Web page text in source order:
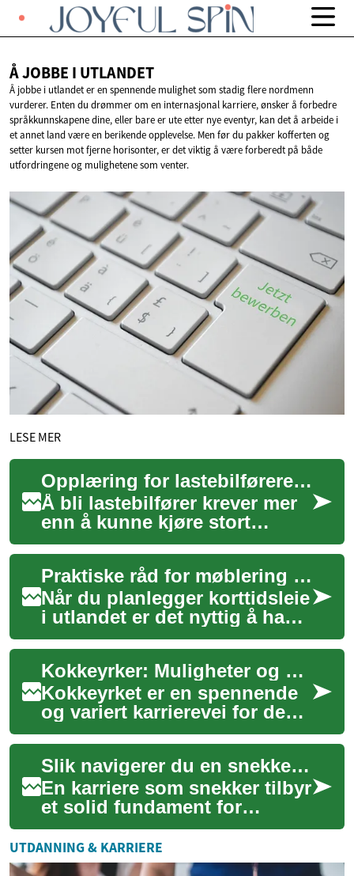
Å JOBBE I UTLANDET
Å jobbe i utlandet er en spennende mulighet som stadig flere nordmenn
vurderer. Enten du drømmer om en internasjonal karriere, ønsker å forbedre
språkkunnskapene dine, eller bare er ute etter nye eventyr, kan det å arbeide i
et annet land være en berikende opplevelse. Men før du pakker kofferten og
setter kursen mot fjerne horisonter, er det viktig å være forberedt på både
utfordringene og mulighetene som venter.
LESE MER
Opplæring for lastebilførere: veier til jobb innen transport
Å bli lastebilfører krever mer
enn å kunne kjøre stort
kjøretøy; det handler om
sikkerhet, regler,
lastehåndtering og...
Praktiske råd for møblering og korttidsleie i utlandet
Når du planlegger korttidsleie
i utlandet er det nyttig å ha
praktiske råd om både
møblering og leieforhold.
Denne te...
Kokkeyrker: Muligheter og karriereveier innen matlaging
Kokkeyrket er en spennende
og variert karrierevei for de
som elsker mat og matlaging.
Enten du drømmer om å
jobbe på ...
Slik navigerer du en snekkerkarriere i utlandet
En karriere som snekker tilbyr
et solid fundament for
profesjonell utvikling, og
muligheten til å arbeide
internasjon...
UTDANNING & KARRIERE